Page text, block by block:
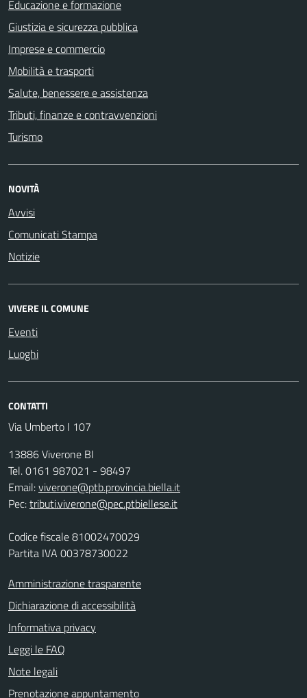
Educazione e formazione
Giustizia e sicurezza pubblica
Imprese e commercio
Mobilità e trasporti
Salute, benessere e assistenza
Tributi, finanze e contravvenzioni
Turismo
NOVITÀ
Avvisi
Comunicati Stampa
Notizie
VIVERE IL COMUNE
Eventi
Luoghi
CONTATTI
Via Umberto I 107
13886 Viverone BI
Tel. 0161 987021 - 98497
Email:viverone@ptb.provincia.biella.it
Pec:tributi.viverone@pec.ptbiellese.it
Codice fiscale 81002470029
Partita IVA 00378730022
Amministrazione trasparente
Dichiarazione di accessibilità
Informativa privacy
Leggi le FAQ
Note legali
Prenotazione appuntamento